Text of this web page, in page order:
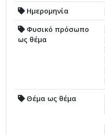
Ημερομηνία
Φυσικό πρόσωπο
ως θέμα
Θέμα ως θέμα